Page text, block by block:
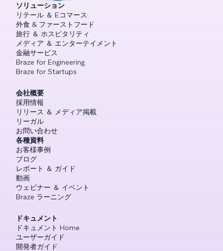
ソリューション
リテール ＆ Eコマース
外食 & ファーストフード
旅行 ＆ ホスピタリティ
メディア ＆ エンターテイメント
金融サービス
Braze for Engineering
Braze for Startups
会社概要
採用情報
リリース ＆ メディア掲載
リーガル
お問い合わせ
各種資料
お客様事例
ブログ
レポート ＆ ガイド
動画
ウェビナー ＆ イベント
Braze ラーニング
ドキュメント
ドキュメント Home
ユーザーガイド
開発者ガイド